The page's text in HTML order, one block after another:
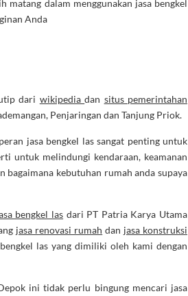
matang dalam menggunakan jasa bengkel
Anda
dari wikipediadan situs pemerintahan
Penjaringan dan Tanjung Priok.
jasa bengkel las sangat penting untuk
untuk melindungi kendaraan, keamanan
kebutuhan rumah anda supaya
bengkel las dari PT Patria Karya Utama
jasa renovasi rumah dan jasa konstruksi
las yang dimiliki oleh kami dengan
ini tidak perlu bingung mencari jasa